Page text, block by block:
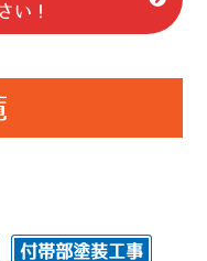
い！
付帯部塗装工事